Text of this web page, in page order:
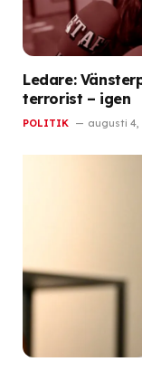
Ledare:
terrorist – igen
POLITIK augusti 4,